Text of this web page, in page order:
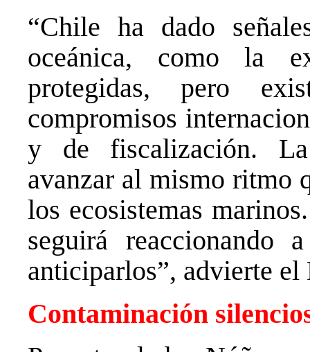
“Chile ha dado
oceánica, como la
protegidas, pero
compromisos
y de fiscalización.
avanzar al mismo ritmo
los ecosistemas
seguirá reaccionando
anticiparlos”, advierte
Contaminación